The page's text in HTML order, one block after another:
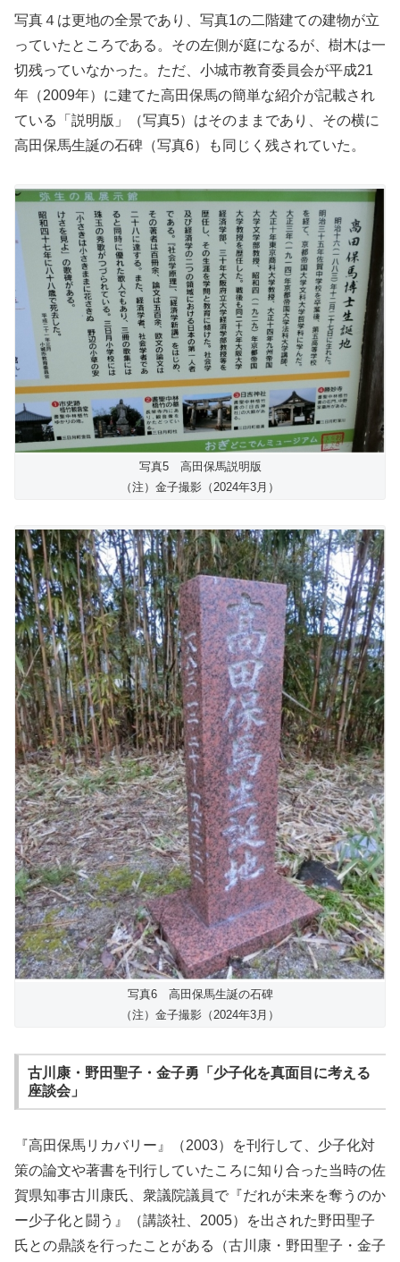
写真４は更地の全景であり、写真1の二階建ての建物が立
っていたところである。その左側が庭になるが、樹木は一
切残っていなかった。ただ、小城市教育委員会が平成21
年（2009年）に建てた高田保馬の簡単な紹介が記載され
ている「説明版」（写真5）はそのままであり、その横に
高田保馬生誕の石碑（写真6）も同じく残されていた。
写真5 高田保馬説明版
（注）金子撮影（2024年3月）
写真6 高田保馬生誕の石碑
（注）金子撮影（2024年3月）
古川康・野田聖子・金子勇「少子化を真面目に考える
座談会」
『高田保馬リカバリー』（2003）を刊行して、少子化対
策の論文や著書を刊行していたころに知り合った当時の佐
賀県知事古川康氏、衆議院議員で『だれが未来を奪うのか
ー少子化と闘う』（講談社、2005）を出された野田聖子
氏との鼎談を行ったことがある（古川康・野田聖子・金子